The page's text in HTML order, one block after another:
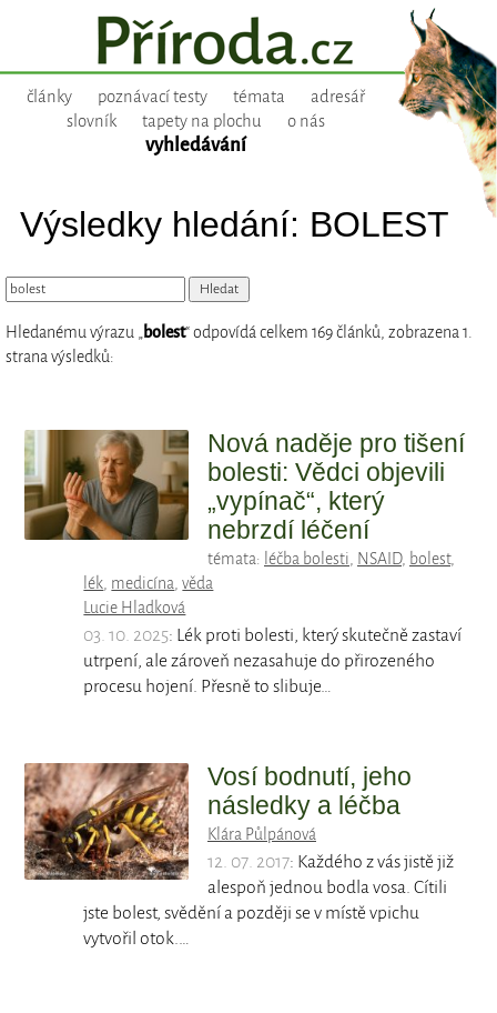
články poznávací testy témata
adresář
slovník
tapety na plochu o nás
vyhledávání
Výsledky hledání: BOLEST
Hledanému výrazu „bolest“ odpovídá celkem 169 článků, zobrazena 1.
strana výsledků:
Nová naděje pro tišení
bolesti: Vědci objevili
„vypínač“, který
nebrzdí léčení
témata: léčba bolesti, NSAID, bolest,
lék, medicína,věda
Lucie Hladková
03. 10. 2025: Lék proti bolesti, který skutečně zastaví
utrpení, ale zároveň nezasahuje do přirozeného
procesu hojení. Přesně to slibuje…
Vosí bodnutí, jeho
následky a léčba
Klára Půlpánová
12. 07. 2017: Každého z vás jistě již
alespoň jednou bodla vosa. Cítili
jste bolest, svědění a později se v místě vpichu
vytvořil otok.…